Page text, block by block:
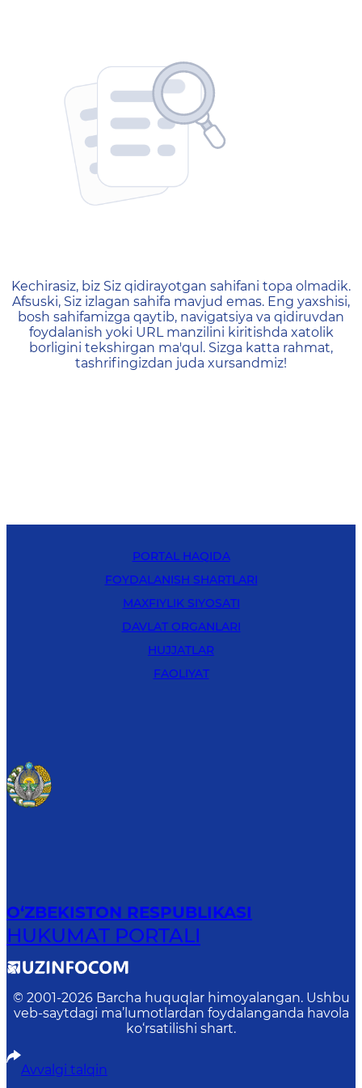
404 — Страница не
Kechirasiz, biz Siz qidirayotgan sahifani topa olmadik.
Afsuski, Siz izlagan sahifa mavjud emas. Eng yaxshisi,
bosh sahifamizga qaytib, navigatsiya va qidiruvdan
foydalanish yoki URL manzilini kiritishda xatolik
borligini tekshirgan ma'qul. Sizga katta rahmat,
tashrifingizdan juda xursandmiz!
PORTAL HAQIDA
FOYDALANISH SHARTLARI
MAXFIYLIK SIYOSATI
DAVLAT ORGANLARI
HUJJATLAR
FAOLIYAT
O‘ZBEKISTON RESPUBLIKASI
HUKUMAT PORTALI
© 2001-2026 Barcha huquqlar himoyalangan. Ushbu
veb-saytdagi ma’lumotlardan foydalanganda havola
ko‘rsatilishi shart.
Avvalgi talqin